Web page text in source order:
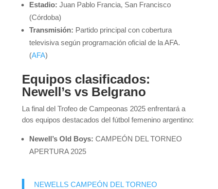
Estadio: Juan Pablo Francia, San Francisco
(Córdoba)
Transmisión: Partido principal con cobertura
televisiva según programación oficial de la AFA.
(AFA)
Equipos clasificados:
Newell’s vs Belgrano
La final del Trofeo de Campeonas 2025 enfrentará a
dos equipos destacados del fútbol femenino argentino:
Newell’s Old Boys: CAMPEÓN DEL TORNEO
APERTURA 2025
NEWELLS CAMPEÓN DEL TORNEO